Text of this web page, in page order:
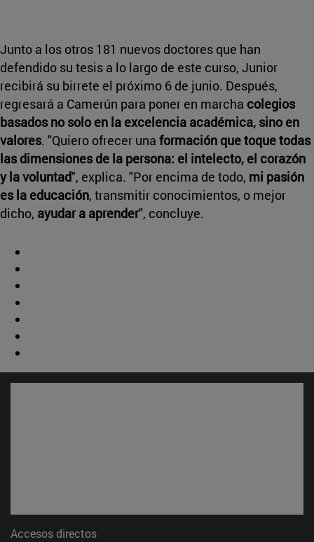
Junto a los otros 181 nuevos doctores que han
defendido su tesis a lo largo de este curso, Junior
recibirá su birrete el próximo 6 de junio. Después,
regresará a Camerún para poner en marcha colegios
basados no solo en la excelencia académica, sino en
valores. "Quiero ofrecer una formación que toque todas
las dimensiones de la persona: el intelecto, el corazón
y la voluntad", explica. "Por encima de todo, mi pasión
es la educación, transmitir conocimientos, o mejor
dicho, ayudar a aprender", concluye.
Accesos directos